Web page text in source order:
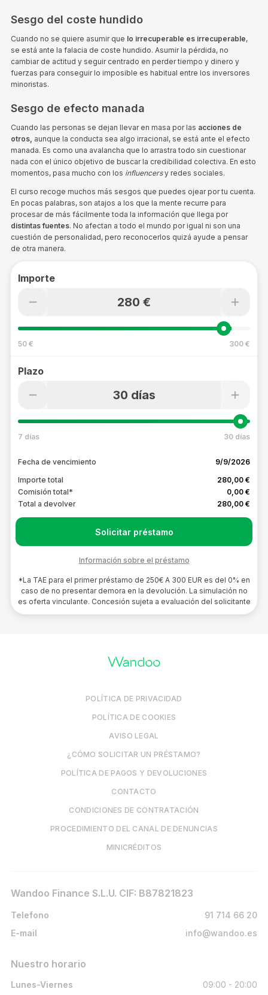
Sesgo del coste hundido
Cuando no se quiere asumir que lo irrecuperable es irrecuperable,
se está ante la falacia de coste hundido. Asumir la pérdida, no
cambiar de actitud y seguir centrado en perder tiempo y dinero y
fuerzas para conseguir lo imposible es habitual entre los inversores
minoristas.
Sesgo de efecto manada
Cuando las personas se dejan llevar en masa por las acciones de
otros, aunque la conducta sea algo irracional, se está ante el efecto
manada. Es como una avalancha que lo arrastra todo sin cuestionar
nada con el único objetivo de buscar la credibilidad colectiva. En esto
momentos, pasa mucho con los influencersy redes sociales.
El curso recoge muchos más sesgos que puedes ojear por tu cuenta.
En pocas palabras, son atajos a los que la mente recurre para
procesar de más fácilmente toda la información que llega por
distintas fuentes. No afectan a todo el mundo por igual ni son una
cuestión de personalidad, pero reconocerlos quizá ayude a pensar
de otra manera.
Importe
280 €
50 € 300 €
Plazo
30 días
7 días 30 días
Fecha de vencimiento
9/9/2026
Importe total
280,00 €
Comisión total*
0,00 €
Total a devolver
280,00 €
Solicitar préstamo
Información sobre el préstamo
*La TAE para el primer préstamo de 250€ A 300 EUR es del 0% en
caso de no presentar demora en la devolución. La simulación no
es oferta vinculante. Concesión sujeta a evaluación del solicitante
POLÍTICA DE PRIVACIDAD
POLÍTICA DE COOKIES
AVISO LEGAL
¿CÓMO SOLICITAR UN PRÉSTAMO?
POLÍTICA DE PAGOS Y DEVOLUCIONES
CONTACTO
CONDICIONES DE CONTRATACIÓN
PROCEDIMIENTO DEL CANAL DE DENUNCIAS
MINICRÉDITOS
Wandoo Finance S.L.U. CIF: B87821823
Telefono
91 714 66 20
E-mail
info@wandoo.es
Nuestro horario
Lunes-Viernes
09:00 - 20:00